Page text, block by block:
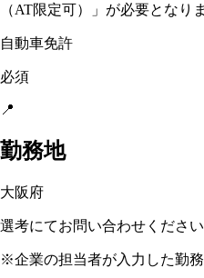
（AT限定可）」が必要となり
自動車免許
必須
📍
勤務地
大阪府
選考にてお問い合わせください
※企業の担当者が入力した勤務